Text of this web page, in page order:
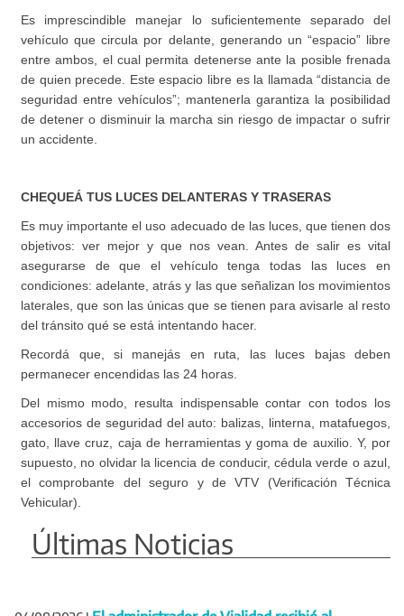
Es imprescindible manejar lo suficientemente separado del
vehículo que circula por delante, generando un “espacio” libre
entre ambos, el cual permita detenerse ante la posible frenada
de quien precede. Este espacio libre es la llamada “distancia de
seguridad entre vehículos”; mantenerla garantiza la posibilidad
de detener o disminuir la marcha sin riesgo de impactar o sufrir
un accidente.
CHEQUEÁ TUS LUCES DELANTERAS Y TRASERAS
Es muy importante el uso adecuado de las luces, que tienen dos
objetivos: ver mejor y que nos vean. Antes de salir es vital
asegurarse de que el vehículo tenga todas las luces en
condiciones: adelante, atrás y las que señalizan los movimientos
laterales, que son las únicas que se tienen para avisarle al resto
del tránsito qué se está intentando hacer.
Recordá que, si manejás en ruta, las luces bajas deben
permanecer encendidas las 24 horas.
Del mismo modo, resulta indispensable contar con todos los
accesorios de seguridad del auto: balizas, linterna, matafuegos,
gato, llave cruz, caja de herramientas y goma de auxilio. Y, por
supuesto, no olvidar la licencia de conducir, cédula verde o azul,
el comprobante del seguro y de VTV (Verificación Técnica
Vehicular).
Últimas Noticias